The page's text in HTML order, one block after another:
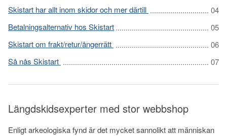
Skistart har allt inom skidor och mer därtill
Betalningsalternativ hos Skistart
Skistart om frakt/retur/ångerrätt
Så nås Skistart
Längdskidsexperter med stor webbshop
Enligt arkeologiska fynd är det mycket sannolikt att människan